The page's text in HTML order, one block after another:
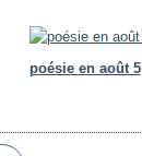
poésie en août 5